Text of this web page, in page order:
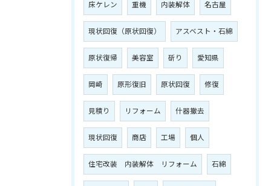
床ケレン 重機 内装解体 名古屋
現状回復（原状回復） アスベスト・石綿
原状復帰 美容室 斫り 愛知県
岡崎 原形復旧 原状回復 修復
見積り リフォーム 什器撤去
現状回復 商店 工場 個人
住宅改装 内装解体 リフォーム 石綿